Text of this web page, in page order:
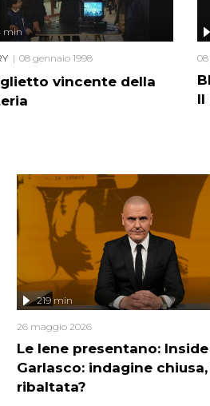
vincente della
min
08 gennaio 1998
Il
Le Iene presentano:
Garlasco: indagine
ribaltata?
219 min
26 maggio 2026